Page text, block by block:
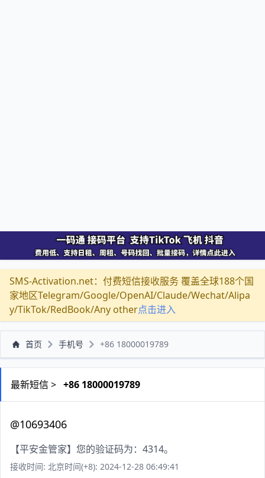
SMS-Activation.net：付费短信接收服务 覆盖全球188个国
家地区Telegram/Google/OpenAI/Claude/Wechat/Alipa
y/TikTok/RedBook/Any other点击进入
首页 手机号 +86 18000019789
最新短信 > +86 18000019789
@10693406
【平安金管家】您的验证码为：4314。
接收时间: 北京时间(+8): 2024-12-28 06:49:41